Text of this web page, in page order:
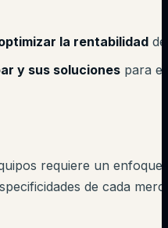
la rentabilidad
y sus soluciones para
requiere un
de cada